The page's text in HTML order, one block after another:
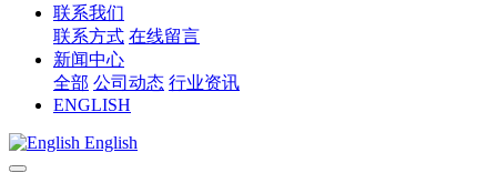
联系我们
联系方式 在线留言
新闻中心
全部 公司动态 行业资讯
ENGLISH
English